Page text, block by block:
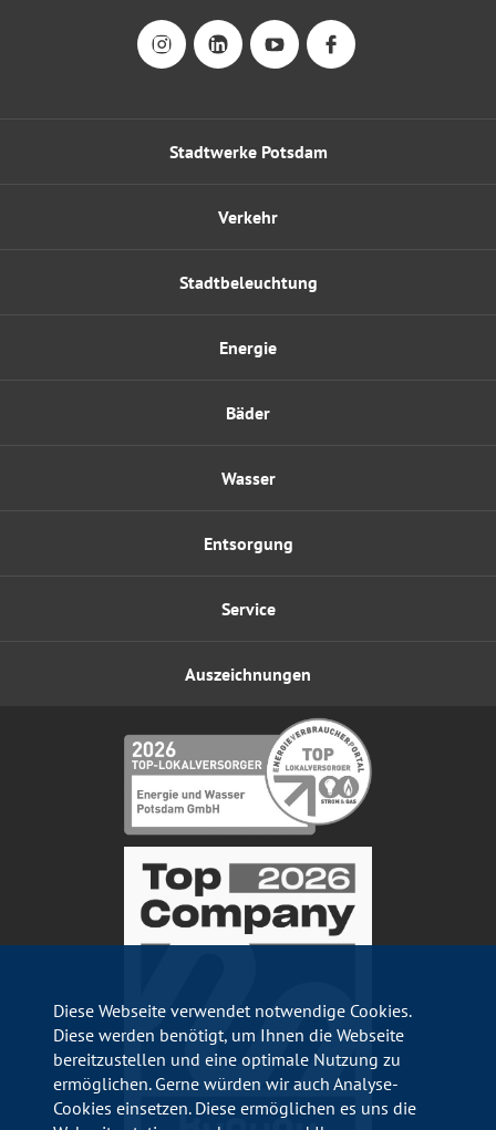
Stadtwerke Potsdam
Energie
Wasser
Verkehr
Bäder
Entsorgung
Stadtbeleuchtung
Service
Auszeichnungen
Diese Webseite verwendet notwendige Cookies.
Diese werden benötigt, um Ihnen die Webseite
bereitzustellen und eine optimale Nutzung zu
ermöglichen. Gerne würden wir auch Analyse-
Cookies einsetzen. Diese ermöglichen es uns die